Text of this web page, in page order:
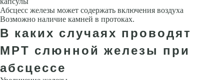
Абсцесс железы может содержать включения воздуха
Возможно наличие камней в протоках.
В каких случаях проводят
МРТ слюнной железы при
абсцессе